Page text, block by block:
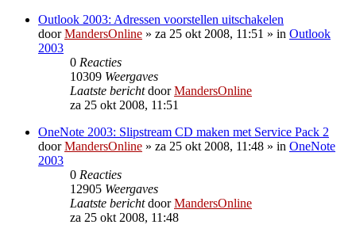
Outlook 2003: Adressen voorstellen uitschakelen
doorMandersOnline » za 25 okt 2008, 11:51 » in Outlook
2003
0 Reacties
10309 Weergaves
Laatste berichtdoorMandersOnline
za 25 okt 2008, 11:51
OneNote 2003: Slipstream CD maken met Service Pack 2
doorMandersOnline » za 25 okt 2008, 11:48 » in OneNote
2003
0 Reacties
12905 Weergaves
Laatste berichtdoorMandersOnline
za 25 okt 2008, 11:48